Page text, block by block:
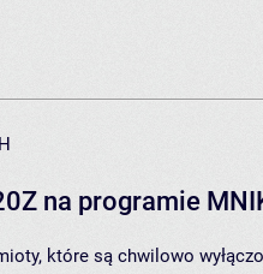
na programie
które są chwilowo